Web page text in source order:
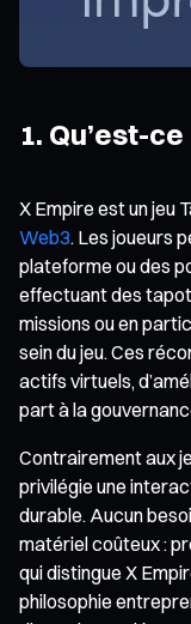
1. Qu’est-
X Empire est un jeu
Web3. Les joueurs
plateforme ou des
effectuant des
missions ou en
sein du jeu. Ces
actifs virtuels,
part à la
Contrairement aux
privilégie une
durable. Aucun
matériel coûteux :
qui distingue X
philosophie